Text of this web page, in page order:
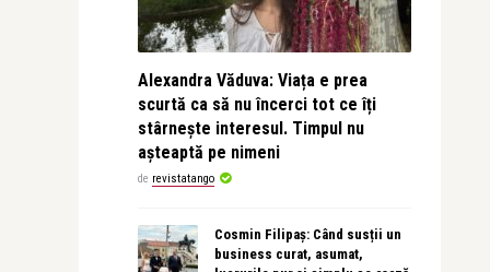
Alexandra Văduva: Viața e prea
scurtă ca să nu încerci tot ce îți
stârnește interesul. Timpul nu
așteaptă pe nimeni
de revistatango
Cosmin Filipaș: Când susții un
business curat, asumat,